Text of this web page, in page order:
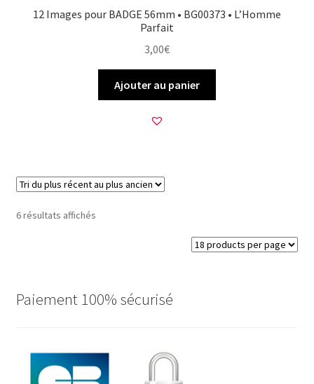
12 Images pour BADGE 56mm • BG00373 • L’Homme
Parfait
3,00€
Ajouter au panier
6 résultats affichésTrié
plus
ancien
Paiement 100% sécurisé